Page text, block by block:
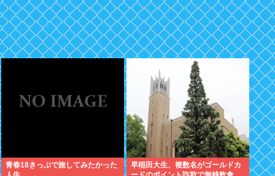
青春18きっぷで旅してみたかった
早稲田大生、複数名がゴールドカ